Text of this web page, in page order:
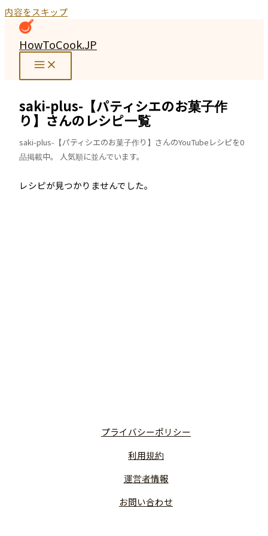
内容をスキップ
HowToCook.JP
saki-plus-【パティシエのお菓子作
り】さんのレシピ一覧
saki-plus-【パティシエのお菓子作り】さんのYouTubeレシピを0
品掲載中。 人気順に並んでいます。
レシピが見つかりませんでした。
プライバシーポリシー
利用規約
運営者情報
お問い合わせ